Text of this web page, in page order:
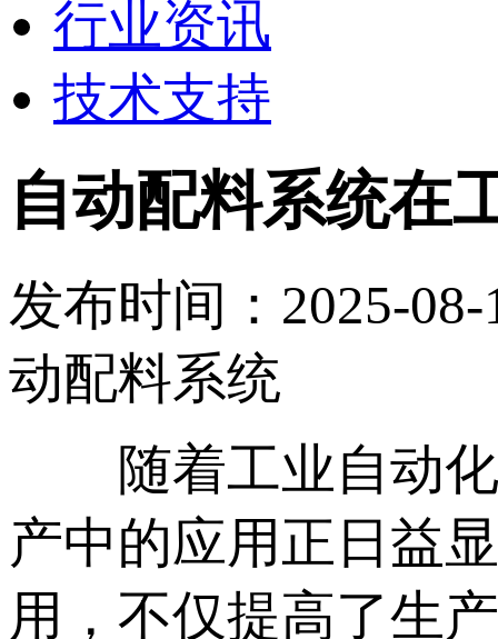
行业资讯
技术支持
自动配料系统在
发布时间：2025-08-
动配料系统
随着工业自动化
产中的应用正日益
用，不仅提高了生